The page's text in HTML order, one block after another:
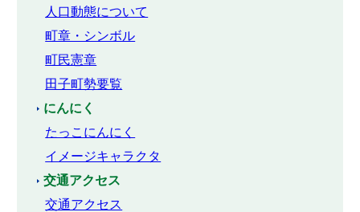
人口動態について
町章・シンボル
町民憲章
田子町勢要覧
にんにく
たっこにんにく
イメージキャラクタ
交通アクセス
交通アクセス